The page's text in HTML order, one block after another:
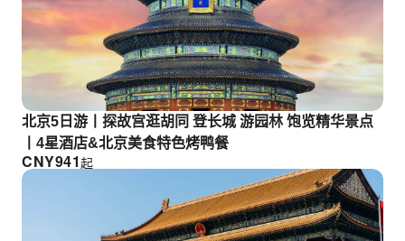
北京5日游丨探故宫逛胡同 登长城 游园林 饱览精华景点
丨4星酒店&北京美食特色烤鸭餐
CNY941起